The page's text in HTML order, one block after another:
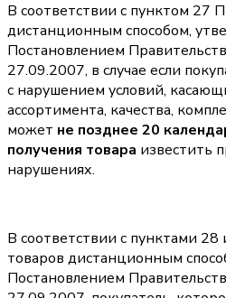
В соответствии с пунктом 27
дистанционным способом,
Постановлением
27.09.2007, в случае если
с нарушением условий,
ассортимента, качества,
может не позднее 20
получения товара известить
нарушениях.
В соответствии с пунктами
товаров дистанционным
Постановлением